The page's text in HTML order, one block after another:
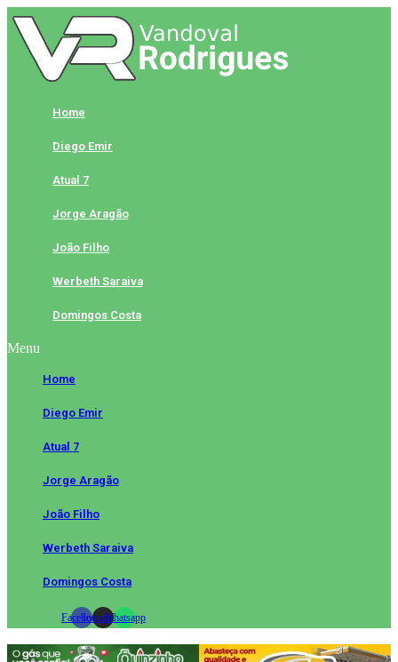
Skip
to
content
Home
Diego Emir
Atual 7
Jorge Aragão
João Filho
Werbeth Saraiva
Domingos Costa
Menu
Home
Diego Emir
Atual 7
Jorge Aragão
João Filho
Werbeth Saraiva
Domingos Costa
FacebookInstagramWhatsapp